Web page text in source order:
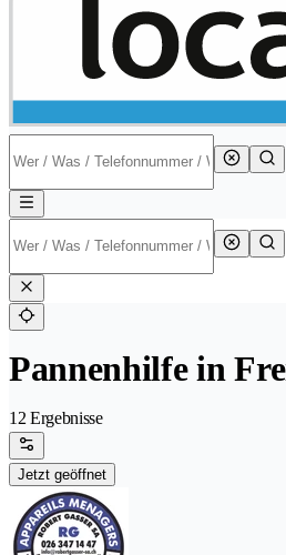
Pannenhilfe in
12 Ergebnisse
Jetzt geöffnet